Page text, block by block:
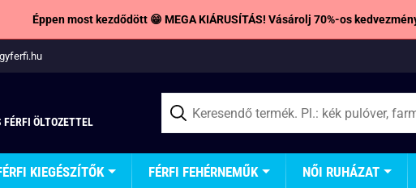
Éppen most kezdődött 😁 MEGA KIÁRUSÍTÁS! Vásárolj 70%-os
ÖLTOZETTEL
KIEGÉSZÍTŐK FÉRFI FEHÉRNEMŰK NŐI RUHÁZAT